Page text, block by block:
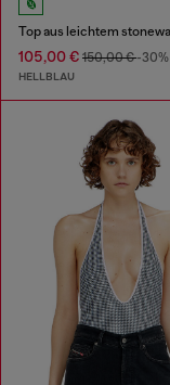
105,00 € 150,00 €-30%
HELLBLAU